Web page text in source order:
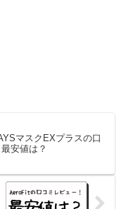
マスクEXプラスの口
安値は？